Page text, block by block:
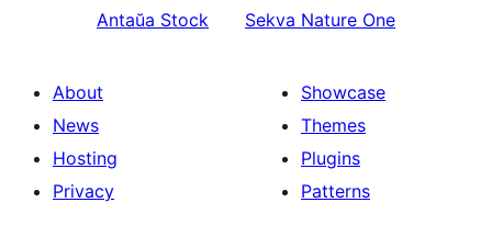
Antaŭa Stock Sekva Nature One
About
News
Hosting
Privacy
Showcase
Themes
Plugins
Patterns